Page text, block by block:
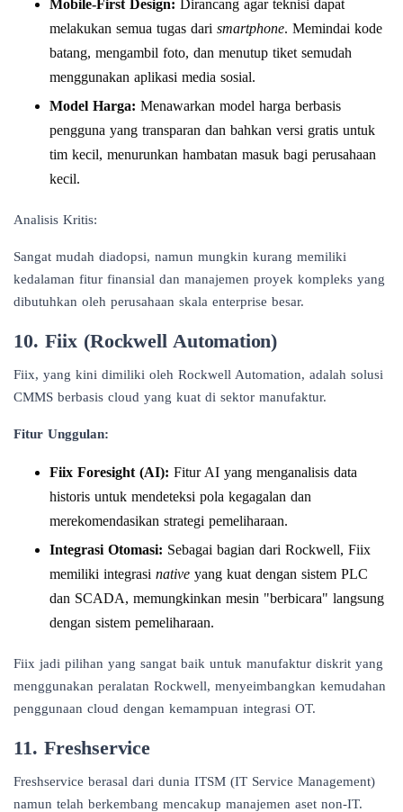
Mobile-First Design: Dirancang agar teknisi dapat
melakukan semua tugas dari smartphone. Memindai kode
batang, mengambil foto, dan menutup tiket semudah
menggunakan aplikasi media sosial.
Model Harga: Menawarkan model harga berbasis
pengguna yang transparan dan bahkan versi gratis untuk
tim kecil, menurunkan hambatan masuk bagi perusahaan
kecil.
Analisis Kritis:
Sangat mudah diadopsi, namun mungkin kurang memiliki
kedalaman fitur finansial dan manajemen proyek kompleks yang
dibutuhkan oleh perusahaan skala enterprise besar.
10. Fiix (Rockwell Automation)
Fiix, yang kini dimiliki oleh Rockwell Automation, adalah solusi
CMMS berbasis cloud yang kuat di sektor manufaktur.
Fitur Unggulan:
Fiix Foresight (AI): Fitur AI yang menganalisis data
historis untuk mendeteksi pola kegagalan dan
merekomendasikan strategi pemeliharaan.
Integrasi Otomasi: Sebagai bagian dari Rockwell, Fiix
memiliki integrasi native yang kuat dengan sistem PLC
dan SCADA, memungkinkan mesin "berbicara" langsung
dengan sistem pemeliharaan.
Fiix jadi pilihan yang sangat baik untuk manufaktur diskrit yang
menggunakan peralatan Rockwell, menyeimbangkan kemudahan
penggunaan cloud dengan kemampuan integrasi OT.
11. Freshservice
Freshservice berasal dari dunia ITSM (IT Service Management)
namun telah berkembang mencakup manajemen aset non-IT.